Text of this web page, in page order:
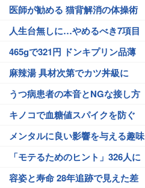
医師が勧める 猫背解消の体操術
人生台無しに…やめるべき7項目
465gで321円 ドンキプリン品薄
麻辣湯 具材次第でカツ丼級に
うつ病患者の本音とNGな接し方
キノコで血糖値スパイクを防ぐ
メンタルに良い影響を与える趣味
「モテるためのヒント」326人に
容姿と寿命 28年追跡で見えた差